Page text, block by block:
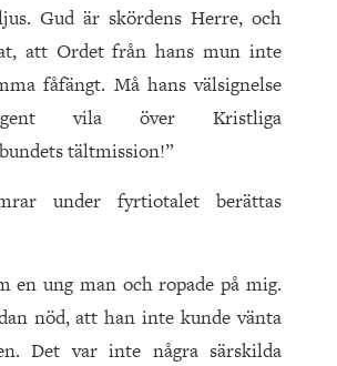
Gud är skördens Herre, och
att Ordet från hans mun inte
fåfängt. Må hans välsignelse
vila över Kristliga
tältmission!”
under fyrtiotalet berättas
en ung man och ropade på mig.
nöd, att han inte kunde vänta
Det var inte några särskilda